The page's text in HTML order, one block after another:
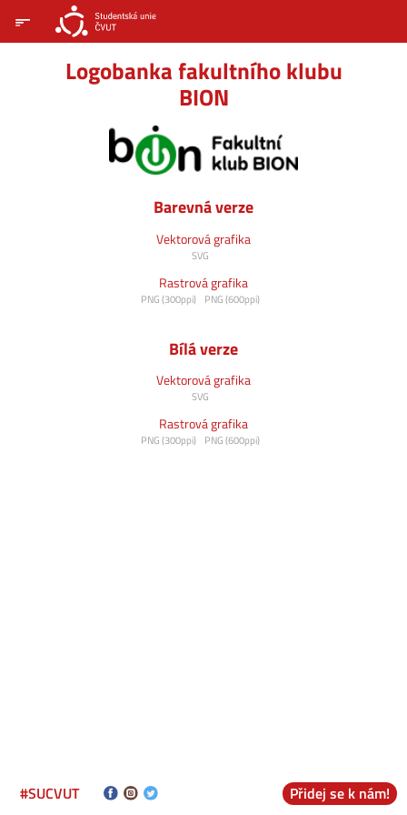
Logobanka fakultního klubu
BION
Barevná verze
Vektorová grafika
SVG
Rastrová grafika
PNG (300ppi) PNG (600ppi)
Bílá verze
Vektorová grafika
SVG
Rastrová grafika
PNG (300ppi) PNG (600ppi)
#SUCVUT Přidej se k nám!